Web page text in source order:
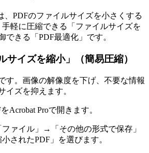
、PDFのファイルサイズを小さくする
軽に圧縮できる「ファイルサイズを
できる「PDF最適化」です。
サイズを縮小」（簡易圧縮）
す。画像の解像度を下げ、不要な情報
イズを抑えます。
Acrobat Proで開きます。
ファイル」→「その他の形式で保存」
されたPDF」を選びます。